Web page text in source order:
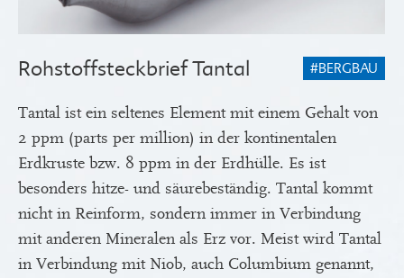
#BERGBAU
Rohstoffsteckbrief Tantal
Tantal ist ein seltenes Element mit einem Gehalt von
2 ppm (parts per million) in der kontinentalen
Erdkruste bzw. 8 ppm in der Erdhülle. Es ist
besonders hitze- und säurebeständig. Tantal kommt
nicht in Reinform, sondern immer in Verbindung
mit anderen Mineralen als Erz vor. Meist wird Tantal
in Verbindung mit Niob, auch Columbium genannt,